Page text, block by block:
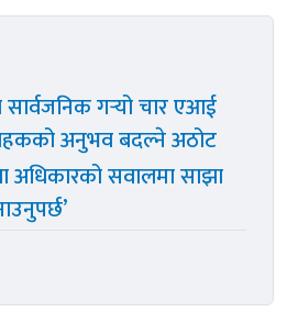
गर्‍यो चार एआई
अनुभव बदल्ने अठोट
अधिकारको सवालमा साझा